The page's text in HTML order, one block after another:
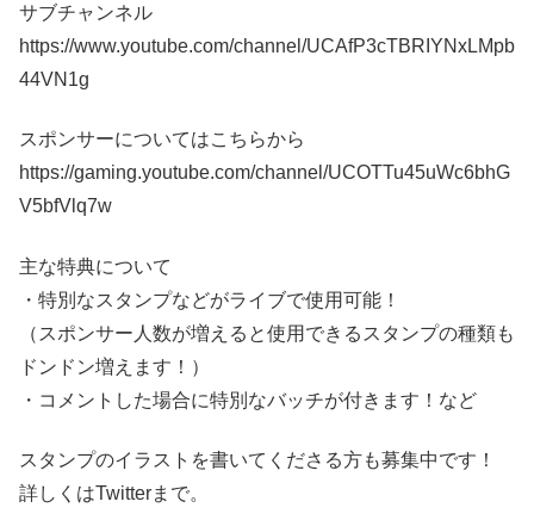
サブチャンネル
https://www.youtube.com/channel/UCAfP3cTBRIYNxLMpb
44VN1g
スポンサーについてはこちらから
https://gaming.youtube.com/channel/UCOTTu45uWc6bhG
V5bfVlq7w
主な特典について
・特別なスタンプなどがライブで使用可能！
（スポンサー人数が増えると使用できるスタンプの種類も
ドンドン増えます！）
・コメントした場合に特別なバッチが付きます！など
スタンプのイラストを書いてくださる方も募集中です！
詳しくはTwitterまで。